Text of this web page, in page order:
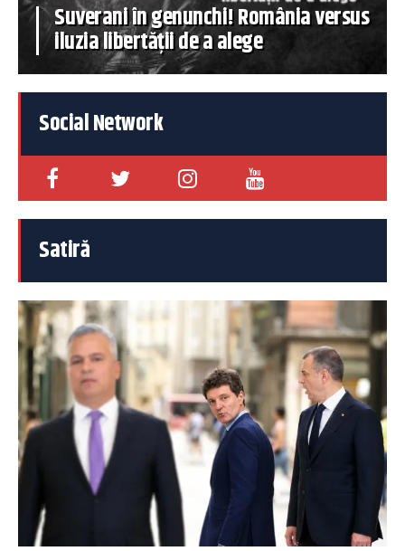
Suverani în genunchi! România versus
iluzia libertății de a alege
Social Network
Satiră